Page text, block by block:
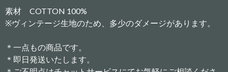
素材 COTTON 100%
※ヴィンテージ生地のため、多少のダメージがあります。
＊一点もの商品です。
＊即日発送いたします。